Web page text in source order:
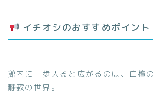
イチオシのおすすめポイント
館内に一歩入ると広がるのは、白檀
静寂の世界。